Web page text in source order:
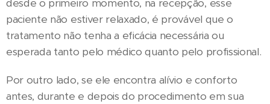
desde o primeiro momento, na recepção, esse
paciente não estiver relaxado, é provável que o
tratamento não tenha a eficácia necessária ou
esperada tanto pelo médico quanto pelo profissional.
Por outro lado, se ele encontra alívio e conforto
antes, durante e depois do procedimento em sua